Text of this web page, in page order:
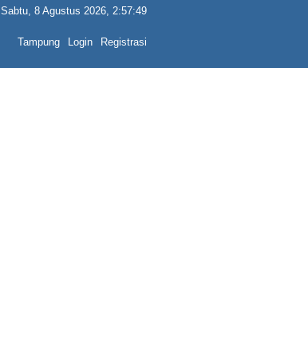
Sabtu, 8 Agustus 2026, 2:57:49
Tampung Login Registrasi